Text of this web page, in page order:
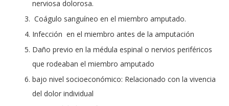
nerviosa dolorosa.
Coágulo sanguíneo en el miembro amputado.
Infección en el miembro antes de la amputación
Daño previo en la médula espinal o nervios periféricos
que rodeaban el miembro amputado
bajo nivel socioeconómico: Relacionado con la vivencia
del dolor individual